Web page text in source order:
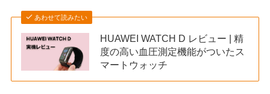
あわせて読みたい
HUAWEI WATCH D レビュー | 精
度の高い血圧測定機能がついたス
マートウォッチ